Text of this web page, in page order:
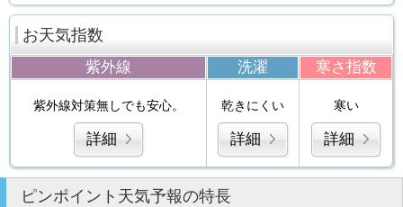
お天気指数
紫外線 洗濯 寒さ指数
紫外線対策無しでも安心。
詳細
乾きにくい
詳細
寒い
詳細
ピンポイント天気予報の特長